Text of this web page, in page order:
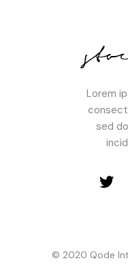
Lorem
sed
© 2020 Qode